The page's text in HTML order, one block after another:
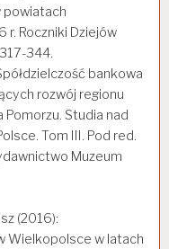
powiatach
Roczniki Dziejów
344.
bankowa
rozwój regionu
Pomorzu. Studia nad
Tom III. Pod red.
Muzeum
(2016):
Wielkopolsce w latach